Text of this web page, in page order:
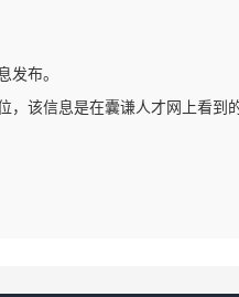
发布。
，该信息是在囊谦人才网上看到的